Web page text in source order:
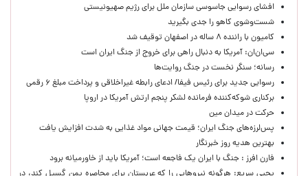
افشای رسوایی جاسوسی سازمان ملل برای رژیم صهیونیستی
شست‌وشوی کاهو را جدی بگیرید
کامیون با راننده ۸ ساله در اصفهان توقیف شد
سی‌ان‌ان: آمریکا به دنبال راهی برای خروج از جنگ ایران است
رسانه؛ سنگر نخست در جنگ روایت‌ها
رسوایی جدید برای رئیس فیفا/ ادعای رابطه غیراخلاقی و پرداخت مبلغ ۶ رقمی
برکناری شوکه‌کننده فرمانده لشکر پنجم ارتش آمریکا در اروپا
حركت در ميدان مين
پس‌لرزه‌های جنگ ایران؛ قیمت جهانی مواد غذایی به شدت افزایش یافت
بهترین هدیه روز خبرنگار
فارن افرز : جنگ با ایران یک فاجعه است؛ آمریکا باید از خاورمیانه برود